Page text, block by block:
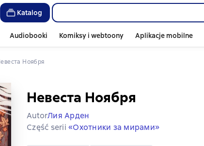
Katalog
Audiobooki Komiksy i webtoony Aplikacje mobilne
Невеста Ноября
Невеста Ноября
AutorЛия Арден
Część serii «Охотники за мирами»